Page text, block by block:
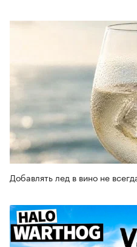
Добавлять лед в вино не